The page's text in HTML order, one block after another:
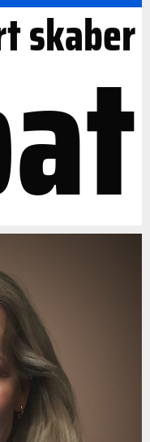
skaber